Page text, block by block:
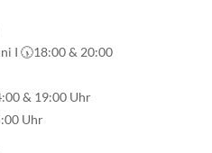
I 🕠18:00 & 20:00
& 19:00 Uhr
Uhr